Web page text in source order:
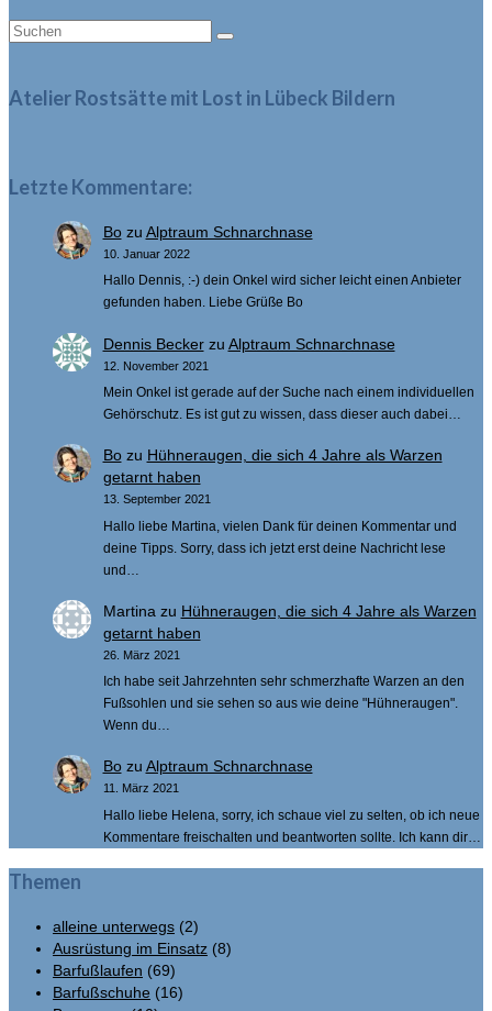
Suche
Atelier Rostsätte mit Lost in Lübeck Bildern
Letzte Kommentare:
Bozu Alptraum Schnarchnase
10. Januar 2022
Hallo Dennis, :-) dein Onkel wird sicher leicht einen Anbieter
gefunden haben. Liebe Grüße Bo
Dennis Beckerzu Alptraum Schnarchnase
12. November 2021
Mein Onkel ist gerade auf der Suche nach einem individuellen
Gehörschutz. Es ist gut zu wissen, dass dieser auch dabei…
Bozu Hühneraugen, die sich 4 Jahre als Warzen
getarnt haben
13. September 2021
Hallo liebe Martina, vielen Dank für deinen Kommentar und
deine Tipps. Sorry, dass ich jetzt erst deine Nachricht lese
und…
Martina zu Hühneraugen, die sich 4 Jahre als Warzen
getarnt haben
26. März 2021
Ich habe seit Jahrzehnten sehr schmerzhafte Warzen an den
Fußsohlen und sie sehen so aus wie deine "Hühneraugen".
Wenn du…
Bozu Alptraum Schnarchnase
11. März 2021
Hallo liebe Helena, sorry, ich schaue viel zu selten, ob ich neue
Kommentare freischalten und beantworten sollte. Ich kann dir…
Themen
alleine unterwegs (2)
Ausrüstung im Einsatz (8)
Barfußlaufen (69)
Barfußschuhe (16)